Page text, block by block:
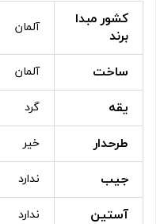
کشور مبدا
برند
آلمان
ساخت آلمان
یقه گرد
طرحدار خیر
جیب ندارد
آستین ندارد